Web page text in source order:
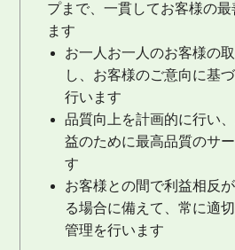
プまで、一貫してお客様の
ます
お一人お一人のお客様の
し、お客様のご意向に基
行います
品質向上を計画的に行い
益のために最高品質のサ
す
お客様との間で利益相反
る場合に備えて、常に適
管理を行います